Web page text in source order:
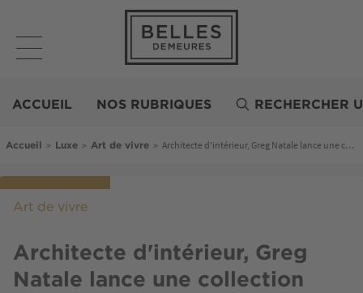
contenu
principal
Demeures
ACCUEIL NOS RUBRIQUES RECHERCHER
Fil d'Ariane
Accueil > Luxe > Art de vivre > Architecte d'intérieur, Greg Natale lance une collection d'accessoires
Art de vivre
Architecte d'intérieur, Greg
Natale lance une collection